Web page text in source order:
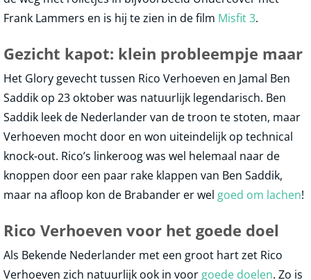
Frank Lammers en is hij te zien in de film Misfit 3.
Gezicht kapot: klein probleempje maar
Het Glory gevecht tussen Rico Verhoeven en Jamal Ben
Saddik op 23 oktober was natuurlijk legendarisch. Ben
Saddik leek de Nederlander van de troon te stoten, maar
Verhoeven mocht door en won uiteindelijk op technical
knock-out. Rico’s linkeroog was wel helemaal naar de
knoppen door een paar rake klappen van Ben Saddik,
maar na afloop kon de Brabander er wel goed om lachen!
Rico Verhoeven voor het goede doel
Als Bekende Nederlander met een groot hart zet Rico
Verhoeven zich natuurlijk ook in voor goede doelen. Zo is